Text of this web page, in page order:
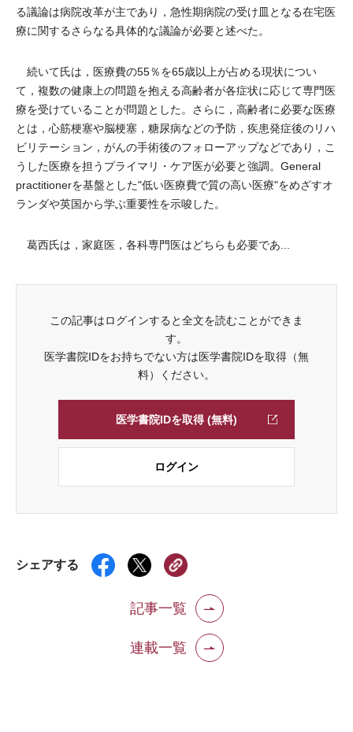
る議論は病院改革が主であり，急性期病院の受け皿となる在宅医
療に関するさらなる具体的な議論が必要と述べた。
続いて氏は，医療費の55％を65歳以上が占める現状につい
て，複数の健康上の問題を抱える高齢者が各症状に応じて専門医
療を受けていることが問題とした。さらに，高齢者に必要な医療
とは，心筋梗塞や脳梗塞，糖尿病などの予防，疾患発症後のリハ
ビリテーション，がんの手術後のフォローアップなどであり，こ
うした医療を担うプライマリ・ケア医が必要と強調。General
practitionerを基盤とした"低い医療費で質の高い医療"をめざすオ
ランダや英国から学ぶ重要性を示唆した。
葛西氏は，家庭医，各科専門医はどちらも必要であ...
この記事はログインすると全文を読むことができま
す。
医学書院IDをお持ちでない方は医学書院IDを取得（無
料）ください。
医学書院IDを取得 (無料)
ログイン
シェアする
記事一覧
連載一覧